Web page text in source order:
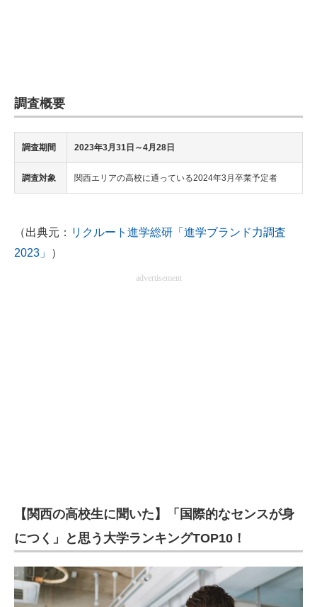
ちょっと気になるネットの話題
調査概要
調査期間 2023年3月31日～4月28日
調査対象 関西エリアの高校に通っている2024年3月卒業予定者
（出典元： リクルート進学総研「進学ブランド力調査
2023」
）
advertisement
【関西の高校生に聞いた】「国際的なセンスが身
につく」と思う大学ランキングTOP10！